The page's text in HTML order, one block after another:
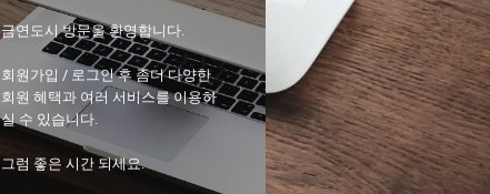
금연도시 방문을 환영합니다.
회원가입 / 로그인 후 좀더 다양한
회원 혜택과 여러 서비스를 이용하
실 수 있습니다.
그럼 좋은 시간 되세요.